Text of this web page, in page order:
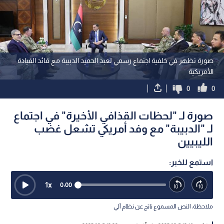
صورة تظهر في خلفية اجتماع رسمي لعبد الحميد الدبيبة مع قائد القيادة
الأمريكية
0
0
صورة لـ "لحظات القذافي الأخيرة" في اجتماع
لـ "الدبيبة" مع وفد أمريكي تشعل غضب
الليبيين
استمع للخبر:
0:00
1x
ملاحظة: النص المسموع ناتج عن نظام آلي